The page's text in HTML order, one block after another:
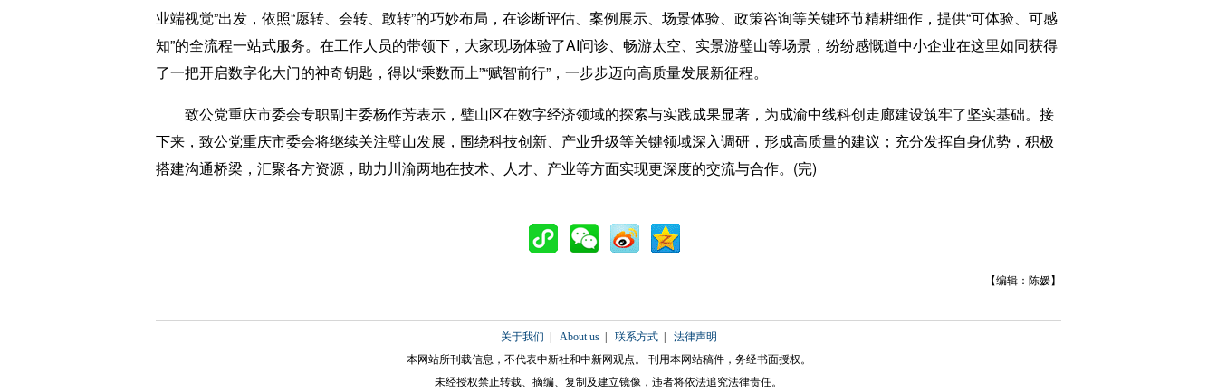
业端视觉”出发，依照“愿转、会转、敢转”的巧妙布局，在诊断评估、案例展示、场景体验、政策咨询等关键环节精耕细作，提供“可体验、可感
知”的全流程一站式服务。在工作人员的带领下，大家现场体验了AI问诊、畅游太空、实景游璧山等场景，纷纷感慨道中小企业在这里如同获得
了一把开启数字化大门的神奇钥匙，得以“乘数而上”“赋智前行”，一步步迈向高质量发展新征程。
致公党重庆市委会专职副主委杨作芳表示，璧山区在数字经济领域的探索与实践成果显著，为成渝中线科创走廊建设筑牢了坚实基础。接
下来，致公党重庆市委会将继续关注璧山发展，围绕科技创新、产业升级等关键领域深入调研，形成高质量的建议；充分发挥自身优势，积极
搭建沟通桥梁，汇聚各方资源，助力川渝两地在技术、人才、产业等方面实现更深度的交流与合作。(完)
【编辑：陈媛】
关于我们 About us| 联系方式| 法律声明
本网站所刊载信息，不代表中新社和中新网观点。 刊用本网站稿件，务经书面授权。
未经授权禁止转载、摘编、复制及建立镜像，违者将依法追究法律责任。